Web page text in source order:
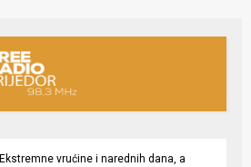
Ekstremne vrućine i narednih dana, a